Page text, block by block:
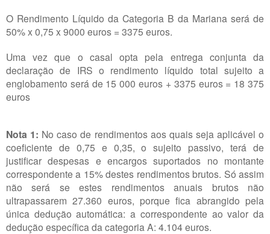
O Rendimento Líquido da Categoria B da Mariana será de
50% x 0,75 x 9000 euros = 3375 euros.
Uma vez que o casal opta pela entrega conjunta da
declaração de IRS o rendimento líquido total sujeito a
englobamento será de 15 000 euros + 3375 euros = 18 375
euros
Nota 1: No caso de rendimentos aos quais seja aplicável o
coeficiente de 0,75 e 0,35, o sujeito passivo, terá de
justificar despesas e encargos suportados no montante
correspondente a 15% destes rendimentos brutos. Só assim
não será se estes rendimentos anuais brutos não
ultrapassarem 27.360 euros, porque fica abrangido pela
única dedução automática: a correspondente ao valor da
dedução específica da categoria A: 4.104 euros.